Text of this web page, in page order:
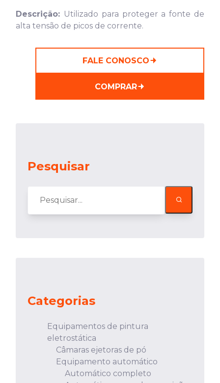
Pesquisar
Categorias
Equipamentos de pintura
eletrostática
Câmaras ejetoras de pó
Equipamento automático
Automático completo
Descrição: Utilizado para proteger a fonte de
alta tensão de picos de corrente.
FALE CONOSCO
COMPRAR